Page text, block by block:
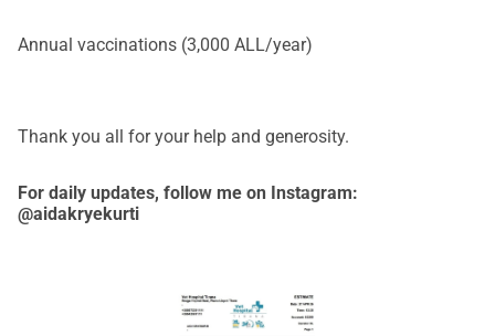
Annual vaccinations (3,000 ALL/year)
Thank you all for your help and generosity.
For daily updates, follow me on Instagram:
@aidakryekurti